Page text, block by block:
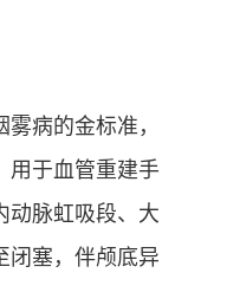
病的金标准，
用于血管重建手
动脉虹吸段、大
闭塞，伴颅底异